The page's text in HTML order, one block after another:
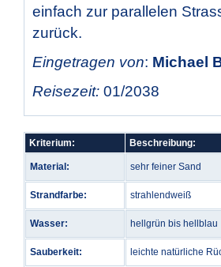
einfach zur parallelen
zurück.
Eingetragen von: Michael
Reisezeit: 01/2038
Kriterium: Beschreibung:
Material: sehr feiner Sand
Strandfarbe: strahlendweiß
Wasser: hellgrün bis hellblau
Sauberkeit: leichte natürliche